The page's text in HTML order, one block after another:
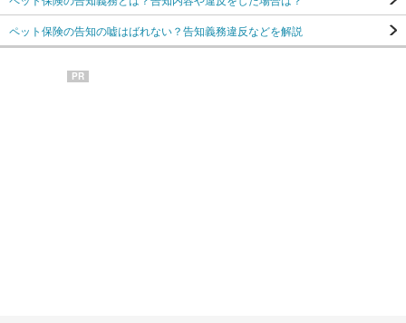
ペット保険の告知の嘘はばれない？告知義務違反などを解説
PR